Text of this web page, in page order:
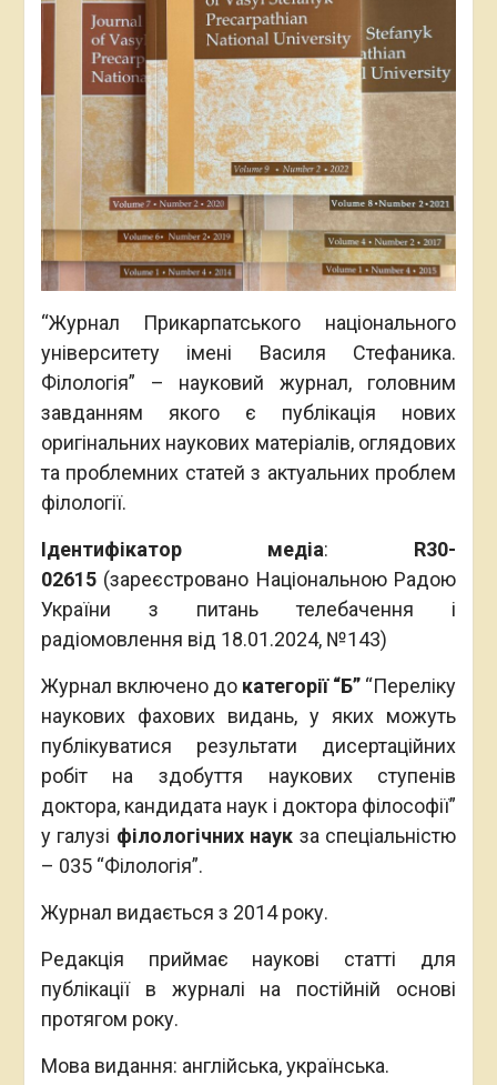
“Журнал Прикарпатського національного
університету імені Василя Стефаника.
Філологія” – науковий журнал, головним
завданням якого є публікація нових
оригінальних наукових матеріалів, оглядових
та проблемних статей з актуальних проблем
філології.
Ідентифікатор медіа: R30-
02615 (зареєстровано Національною Радою
України з питань телебачення і
радіомовлення від 18.01.2024, №143)
Журнал включено до категорії“Б” “Переліку
наукових фахових видань, у яких можуть
публікуватися результати дисертаційних
робіт на здобуття наукових ступенів
доктора, кандидата наук і доктора філософії”
у галузі філологічних наук за спеціальністю
– 035 “Філологія”.
Журнал видається з 2014 року.
Редакція приймає наукові статті для
публікації в журналі на постійній основі
протягом року.
Мова видання: англійська, українська.